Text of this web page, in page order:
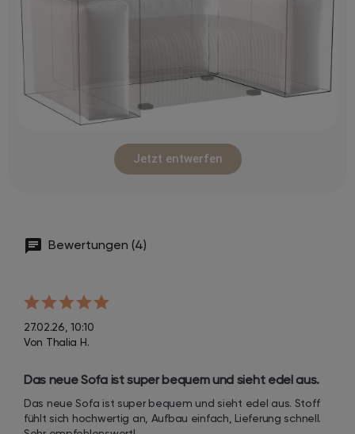
Jetzt entwerfen
Bewertungen (4)
27.02.26, 10:10
Von Thalia H.
Das neue Sofa ist super bequem und sieht edel aus.
Stoff fühlt sich hochwertig an, Aufbau einfach,
Lieferung schnell. Sehr empfehlenswert!
Das neue Sofa ist super bequem und sieht edel aus. Stoff
fühlt sich hochwertig an, Aufbau einfach, Lieferung schnell.